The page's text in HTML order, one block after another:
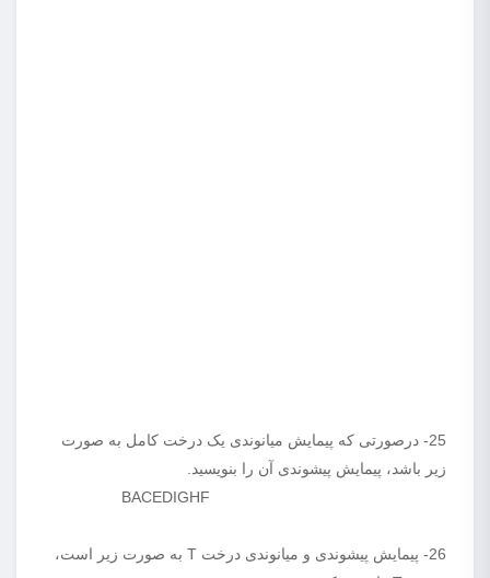
25- درصورتی که پیمایش میانوندی یک درخت کامل به صورت
زیر باشد، پیمایش پیشوندی آن را بنویسید.
26- پیمایش پیشوندی و میانوندی درخت T به صورت زیر است،